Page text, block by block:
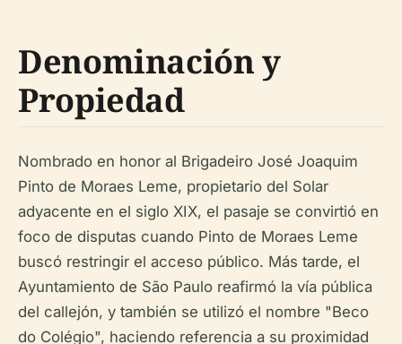
Denominación y
Propiedad
Nombrado en honor al Brigadeiro José Joaquim
Pinto de Moraes Leme, propietario del Solar
adyacente en el siglo XIX, el pasaje se convirtió en
foco de disputas cuando Pinto de Moraes Leme
buscó restringir el acceso público. Más tarde, el
Ayuntamiento de São Paulo reafirmó la vía pública
del callejón, y también se utilizó el nombre "Beco
do Colégio", haciendo referencia a su proximidad